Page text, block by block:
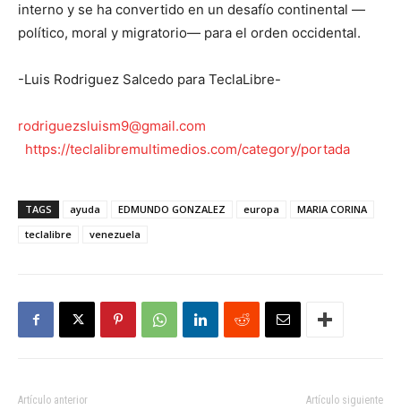
interno y se ha convertido en un desafío continental —
político, moral y migratorio— para el orden occidental.
-Luis Rodriguez Salcedo para TeclaLibre-
rodriguezsluism9@gmail.com
https://teclalibremultimedios.com/category/portada
TAGS ayuda EDMUNDO GONZALEZ europa
MARIA CORINA
teclalibre
venezuela
Artículo anterior Artículo siguiente